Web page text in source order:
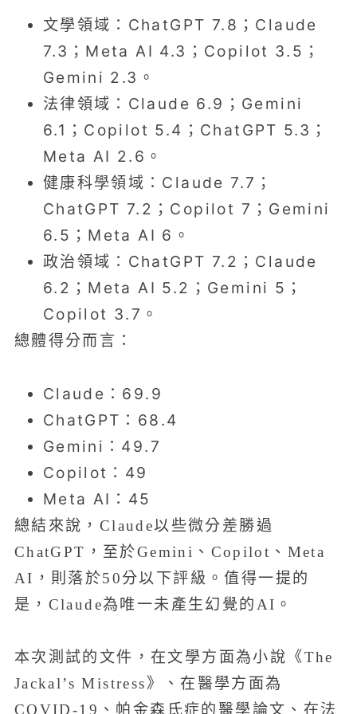
文學領域：ChatGPT 7.8；Claude
7.3；Meta AI 4.3；Copilot 3.5；
Gemini 2.3。
法律領域：Claude 6.9；Gemini
6.1；Copilot 5.4；ChatGPT 5.3；
Meta AI 2.6。
健康科學領域：Claude 7.7；
ChatGPT 7.2；Copilot 7；Gemini
6.5；Meta AI 6。
政治領域：ChatGPT 7.2；Claude
6.2；Meta AI 5.2；Gemini 5；
Copilot 3.7。
總體得分而言：
Claude：69.9
ChatGPT：68.4
Gemini：49.7
Copilot：49
Meta AI：45
總結來說，Claude以些微分差勝過
ChatGPT，至於Gemini、Copilot、Meta
AI，則落於50分以下評級。值得一提的
是，Claude為唯一未產生幻覺的AI。
本次測試的文件，在文學方面為小說《The
Jackal’s Mistress》、在醫學方面為
COVID-19、帕金森氏症的醫學論文、在法